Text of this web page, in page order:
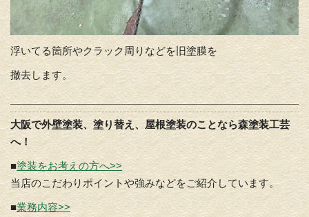
浮いてる箇所やクラック周りなどを旧塗膜を
撤去します。
大阪で外壁塗装、塗り替え、屋根塗装のことなら森塗装工芸
へ！
■塗装をお考えの方へ>>
当店のこだわりポイントや強みなどをご紹介しています。
■業務内容>>